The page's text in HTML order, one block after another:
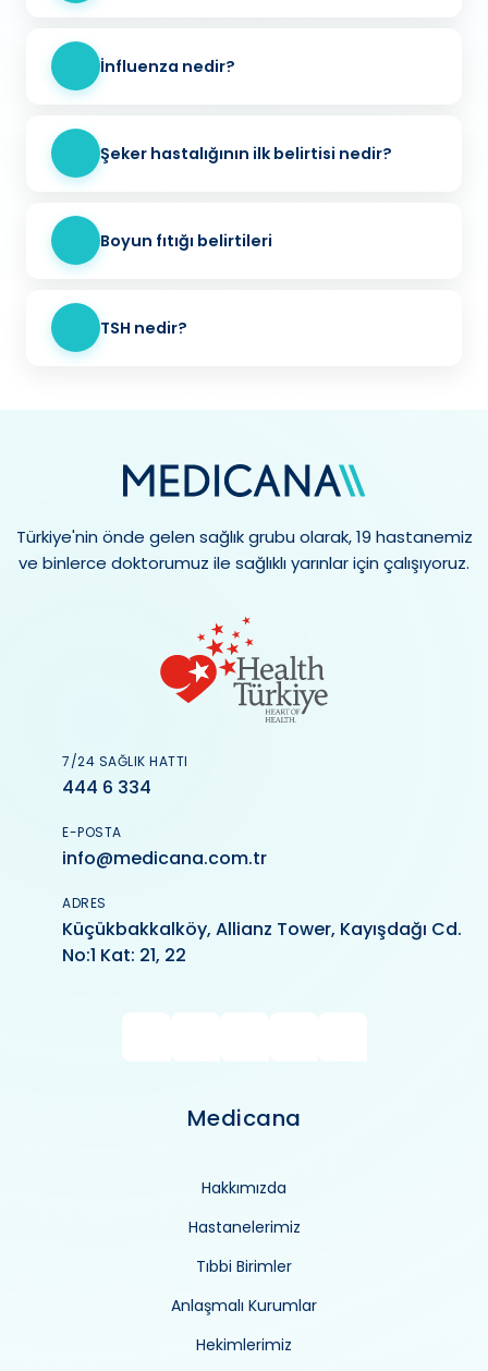
İnfluenza nedir?
Şeker hastalığının ilk belirtisi nedir?
Boyun fıtığı belirtileri
TSH nedir?
Türkiye'nin önde gelen sağlık grubu olarak, 19 hastanemiz
ve binlerce doktorumuz ile sağlıklı yarınlar için çalışıyoruz.
7/24 SAĞLIK HATTI
444 6 334
E-POSTA
info@medicana.com.tr
ADRES
Küçükbakkalköy, Allianz Tower, Kayışdağı Cd.
No:1 Kat: 21, 22
Medicana
Hakkımızda
Hastanelerimiz
Tıbbi Birimler
Anlaşmalı Kurumlar
Hekimlerimiz